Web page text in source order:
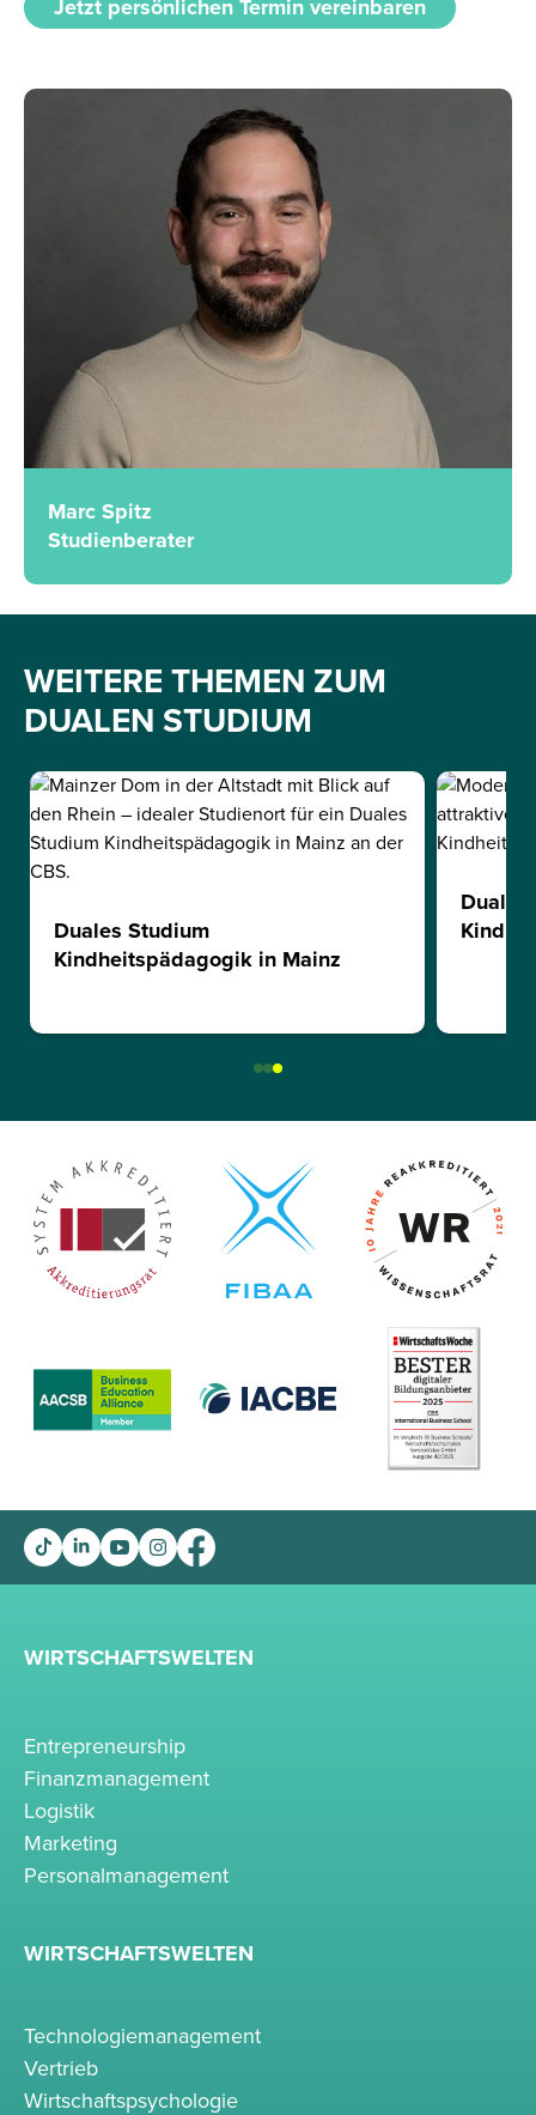
Jetzt persönlichen Termin vereinbaren
Marc Spitz
Studienberater
WEITERE THEMEN ZUM
DUALEN STUDIUM
Duales Studium
Kindheitspädagogik in Mainz
Duales
WIRTSCHAFTSWELTEN
Entrepreneurship
Finanzmanagement
Logistik
Marketing
Personalmanagement
WIRTSCHAFTSWELTEN
Technologiemanagement
Vertrieb
Wirtschaftspsychologie